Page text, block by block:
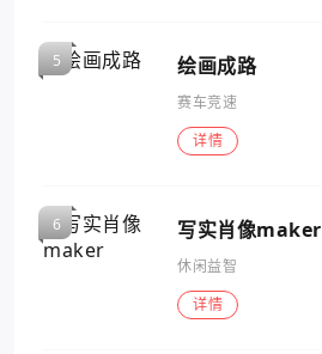
绘画成路
赛车竞速
详情
写实肖像maker
休闲益智
详情